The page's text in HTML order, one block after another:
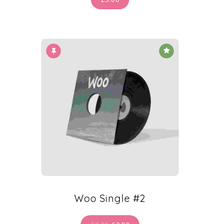
Woo Single #2